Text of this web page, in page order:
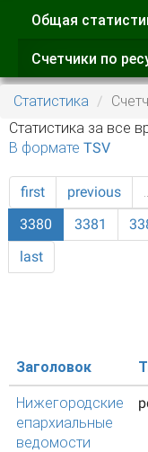
Главные
Общая
Счетчики по
Статистика
Статистика за все
В формате TSV
first previous
3380
3381
last
Заголовок
Нижегородские
епархиальные
ведомости